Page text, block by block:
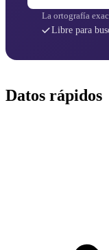
La ortografía
Libre para
Datos rápidos